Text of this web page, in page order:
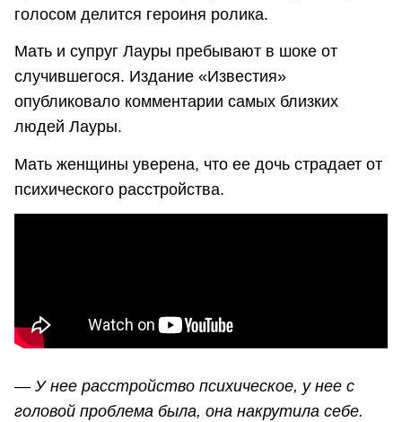
голосом делится героиня ролика.
Мать и супруг Лауры пребывают в шоке от
случившегося. Издание «Известия»
опубликовало комментарии самых близких
людей Лауры.
Мать женщины уверена, что ее дочь страдает от
психического расстройства.
— У нее расстройство психическое, у нее с
головой проблема была, она накрутила себе.